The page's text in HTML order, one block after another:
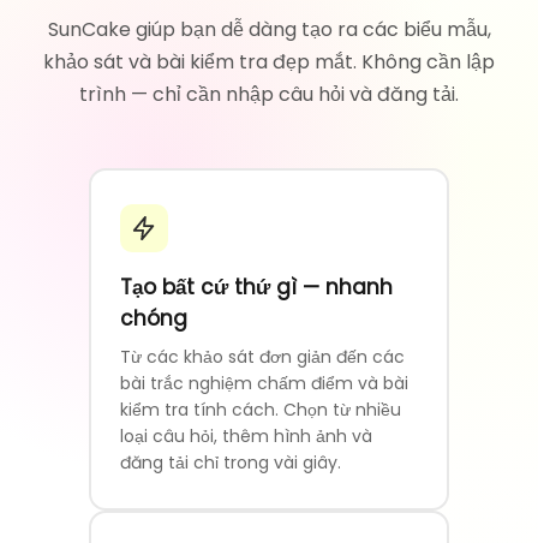
SunCake giúp bạn dễ dàng tạo ra các biểu mẫu,
khảo sát và bài kiểm tra đẹp mắt. Không cần lập
trình — chỉ cần nhập câu hỏi và đăng tải.
Tạo bất cứ thứ gì — nhanh
chóng
Từ các khảo sát đơn giản đến các
bài trắc nghiệm chấm điểm và bài
kiểm tra tính cách. Chọn từ nhiều
loại câu hỏi, thêm hình ảnh và
đăng tải chỉ trong vài giây.